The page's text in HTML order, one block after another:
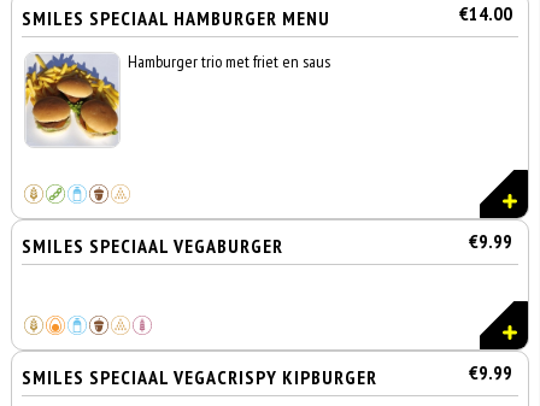
SMILES SPECIAAL HAMBURGER MENU €14.00
Hamburger trio met friet en saus
SMILES SPECIAAL VEGABURGER €9.99
SMILES SPECIAAL VEGACRISPY KIPBURGER €9.99